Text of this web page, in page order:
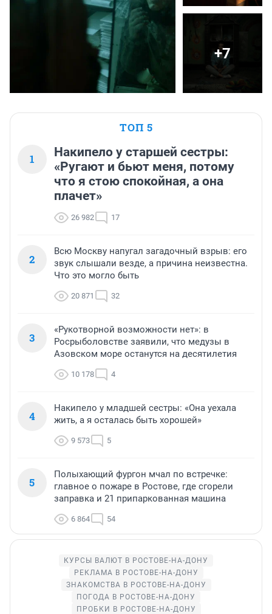
+7
ТОП 5
1
Накипело у старшей сестры:
«Ругают и бьют меня, потому
что я стою спокойная, а она
плачет»
26 982 17
2
Всю Москву напугал загадочный взрыв: его
звук слышали везде, а причина неизвестна.
Что это могло быть
20 871 32
3
«Рукотворной возможности нет»: в
Росрыболовстве заявили, что медузы в
Азовском море останутся на десятилетия
10 178 4
4
Накипело у младшей сестры: «Она уехала
жить, а я осталась быть хорошей»
9 573 5
5
Полыхающий фургон мчал по встречке:
главное о пожаре в Ростове, где сгорели
заправка и 21 припаркованная машина
6 864 54
КУРСЫ ВАЛЮТ В РОСТОВЕ-НА-ДОНУ
РЕКЛАМА В РОСТОВЕ-НА-ДОНУ
ЗНАКОМСТВА В РОСТОВЕ-НА-ДОНУ
ПОГОДА В РОСТОВЕ-НА-ДОНУ
ПРОБКИ В РОСТОВЕ-НА-ДОНУ